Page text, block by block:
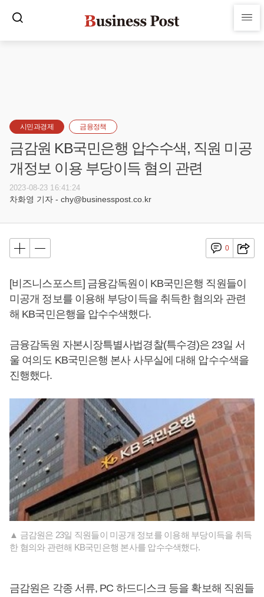
시민과경제 금융정책
금감원 KB국민은행 압수수색, 직원 미공
개정보 이용 부당이득 혐의 관련
2023-08-23 16:41:24
차화영 기자 - chy@businesspost.co.kr
0
[비즈니스포스트] 금융감독원이 KB국민은행 직원들이
미공개 정보를 이용해 부당이득을 취득한 혐의와 관련
해 KB국민은행을 압수수색했다.
금융감독원 자본시장특별사법경찰(특수경)은 23일 서
울 여의도 KB국민은행 본사 사무실에 대해 압수수색을
진행했다.
▲ 금감원은 23일 직원들이 미공개 정보를 이용해 부당이득을 취득
한 혐의와 관련해 KB국민은행 본사를 압수수색했다.
금감원은 각종 서류, PC 하드디스크 등을 확보해 직원들